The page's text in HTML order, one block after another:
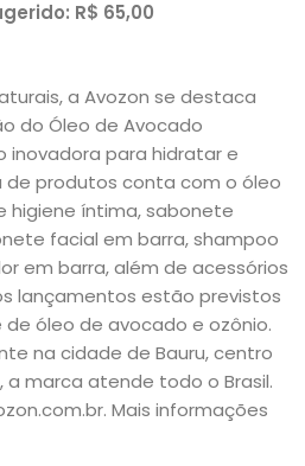
R$ 65,00
a Avozon se destaca
do Óleo de Avocado
inovadora para hidratar e
de produtos conta com o óleo
higiene íntima, sabonete
facial em barra, shampoo
em barra, além de acessórios
lançamentos estão previstos
óleo de avocado e ozônio.
na cidade de Bauru, centro
a marca atende todo o Brasil.
Mais informações